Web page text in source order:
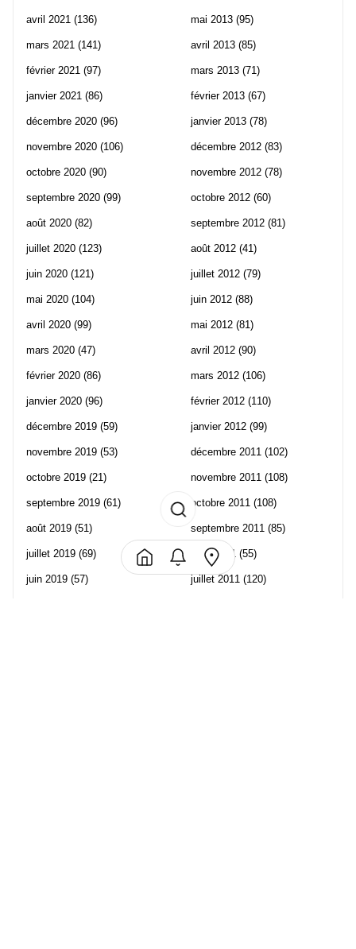
avril 2021 (136)
mars 2021 (141)
février 2021 (97)
janvier 2021 (86)
décembre 2020 (96)
novembre 2020 (106)
octobre 2020 (90)
septembre 2020 (99)
août 2020 (82)
juillet 2020 (123)
juin 2020 (121)
mai 2020 (104)
avril 2020 (99)
mars 2020 (47)
février 2020 (86)
janvier 2020 (96)
décembre 2019 (59)
novembre 2019 (53)
octobre 2019 (21)
septembre 2019 (61)
août 2019 (51)
juillet 2019 (69)
juin 2019 (57)
mai 2013 (95)
avril 2013 (85)
mars 2013 (71)
février 2013 (67)
janvier 2013 (78)
décembre 2012 (83)
novembre 2012 (78)
octobre 2012 (60)
septembre 2012 (81)
août 2012 (41)
juillet 2012 (79)
juin 2012 (88)
mai 2012 (81)
avril 2012 (90)
mars 2012 (106)
février 2012 (110)
janvier 2012 (99)
décembre 2011 (102)
novembre 2011 (108)
octobre 2011 (108)
septembre 2011 (85)
août 2011 (55)
juillet 2011 (120)